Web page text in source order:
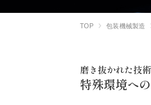
TOP 包装機械製造
磨き抜かれた技
特殊環境へ